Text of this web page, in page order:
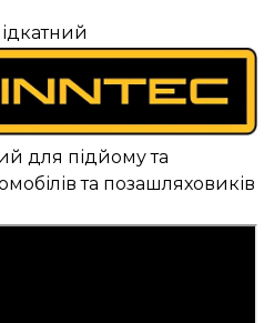
для підйому та
та позашляховиків